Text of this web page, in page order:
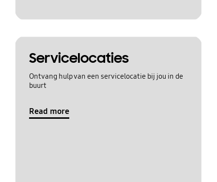
Servicelocaties
Ontvang hulp van een servicelocatie bij jou in de
buurt
Read more